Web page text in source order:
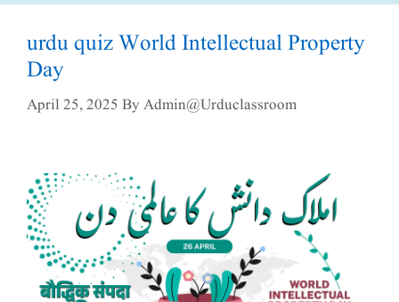
urdu quiz World Intellectual Property
Day
April 25, 2025 ByAdmin@urduclassroom